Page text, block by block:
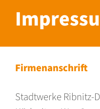
Firmenanschrift
Stadtwerke Ribnitz-